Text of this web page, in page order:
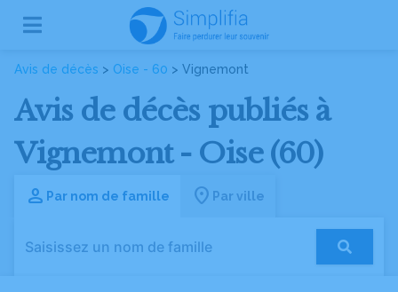
Avis de décès > Oise - 60 > Vignemont
Avis de décès publiés à
Vignemont - Oise (60)
Par nom de famille Par ville